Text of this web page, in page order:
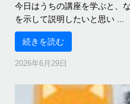
今日はうちの講座を学ぶと、
を示して説明したいと思い ...
続きを読む
2026年6月29日